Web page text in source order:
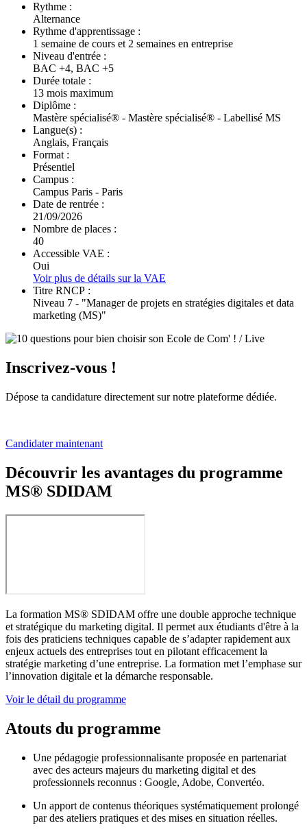
Rythme :
Alternance
Rythme d'apprentissage :
1 semaine de cours et 2 semaines en entreprise
Niveau d'entrée :
BAC +4, BAC +5
Durée totale :
13 mois maximum
Diplôme :
Mastère spécialisé® - Mastère spécialisé® - Labellisé MS
Langue(s) :
Anglais, Français
Format :
Présentiel
Campus :
Campus Paris - Paris
Date de rentrée :
21/09/2026
Nombre de places :
40
Accessible VAE :
Oui
Voir plus de détails sur la VAE
Titre RNCP :
Niveau 7 - "Manager de projets en stratégies digitales et data
marketing (MS)"
Inscrivez-vous !
Dépose ta candidature directement sur notre plateforme dédiée.
Candidater maintenant
Découvrir les avantages du programme
MS® SDIDAM
La formation MS® SDIDAM offre une double approche technique
et stratégique du marketing digital. Il permet aux étudiants d'être à la
fois des praticiens techniques capable de s’adapter rapidement aux
enjeux actuels des entreprises tout en pilotant efficacement la
stratégie marketing d’une entreprise. La formation met l’emphase sur
l’innovation digitale et la démarche responsable.
Voir le détail du programme
Atouts du programme
Une pédagogie professionnalisante proposée en partenariat
avec des acteurs majeurs du marketing digital et des
professionnels reconnus : Google, Adobe, Convertéo.
Un apport de contenus théoriques systématiquement prolongé
par des ateliers pratiques et des mises en situation réelles.